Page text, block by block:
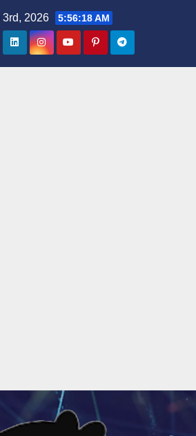
3rd, 2026 5:56:18 AM